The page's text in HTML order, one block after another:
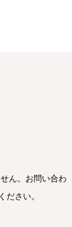
ん。お問い合わ
ださい。